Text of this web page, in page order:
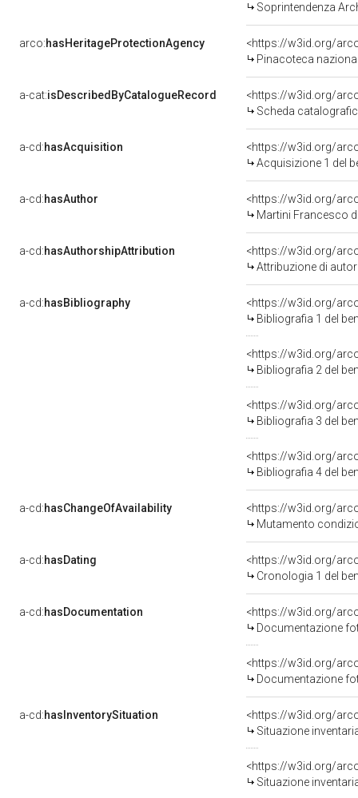
Soprintendenza
arco:hasHeritageProtectionAgency
<https://w3id.org/
Pinacoteca
a-cat:isDescribedByCatalogueRecord
<https://w3id.org/
Scheda
a-cd:hasAcquisition
<https://w3id.org/
Acquisizione 1 del
a-cd:hasAuthor
<https://w3id.org/
Martini Francesco
a-cd:hasAuthorshipAttribution
<https://w3id.org/
Attribuzione di
a-cd:hasBibliography
<https://w3id.org/
Bibliografia 1 del
<https://w3id.org/
Bibliografia 2 del
<https://w3id.org/
Bibliografia 3 del
<https://w3id.org/
Bibliografia 4 del
a-cd:hasChangeOfAvailability
<https://w3id.org/
Mutamento
a-cd:hasDating
<https://w3id.org/
Cronologia 1 del
a-cd:hasDocumentation
Documentazione
Documentazione
a-cd:hasInventorySituation
<https://w3id.org/
Situazione
<https://w3id.org/
Situazione